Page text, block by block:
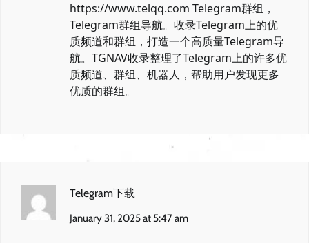
https://www.telqq.com Telegram群组，
Telegram群组导航。收录Telegram上的优
质频道和群组，打造一个高质量Telegram导
航。TGNAV收录整理了Telegram上的许多优
质频道、群组、机器人，帮助用户发现更多
优质的群组。
Telegram下载
January 31, 2025 at 5:47 am